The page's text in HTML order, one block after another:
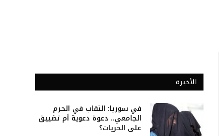
الأخيرة
في سوريا: النقاب في الحرم
الجامعي.. دعوة دعوية أم تضييق
على الحريات؟